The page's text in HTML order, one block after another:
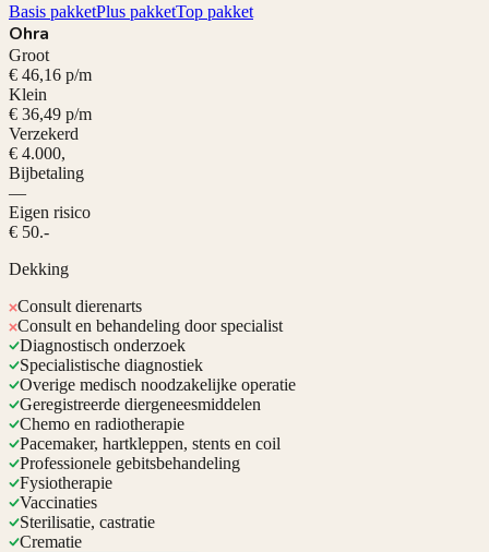
Basis pakketPlus pakketTop pakket
Ohra
Groot
€ 46,16 p/m
Klein
€ 36,49 p/m
Verzekerd
€ 4.000,
Bijbetaling
—
Eigen risico
€ 50.-
Dekking
Consult dierenarts
Consult en behandeling door specialist
Diagnostisch onderzoek
Specialistische diagnostiek
Overige medisch noodzakelijke operatie
Geregistreerde diergeneesmiddelen
Chemo en radiotherapie
Pacemaker, hartkleppen, stents en coil
Professionele gebitsbehandeling
Fysiotherapie
Vaccinaties
Sterilisatie, castratie
Crematie